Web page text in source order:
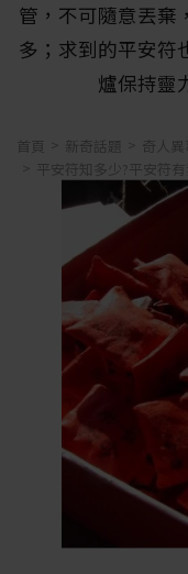
管，不可隨意丟棄
多；求到的平安符
爐保持靈
首頁 新奇話題
奇人異
平安符知多少?平安符有